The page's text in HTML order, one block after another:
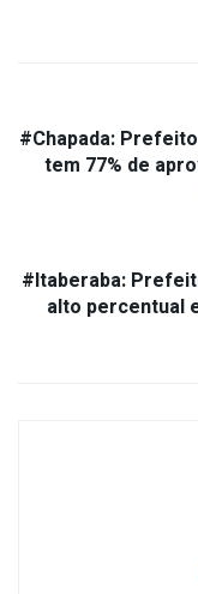
#Chapada:
tem 77% de
#Itaberaba:
alto percentual